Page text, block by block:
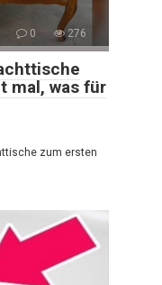
0 276
mal, was für
zum ersten